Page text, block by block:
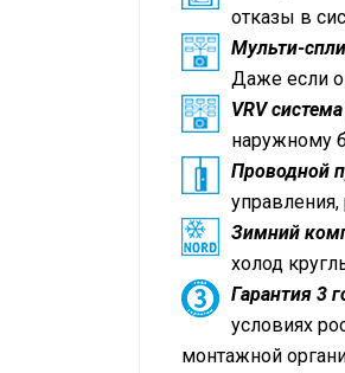
отказы в
Мульти-
Даже если
VRV
наружному
Проводной
управления,
Зимний
холод
Гарантия 3
условиях
монтажной